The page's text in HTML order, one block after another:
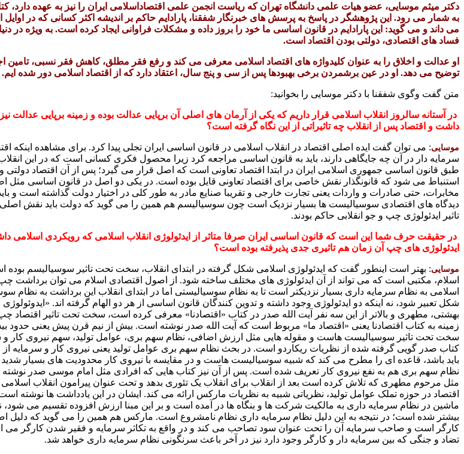
دکتر میثم موسایی، عضو هیات علمی دانشگاه تهران که ریاست انجمن علمی اقتصاداسلامی ایران را نیز به عهده دارد،
به شمار می رود. این پژوهشگر در پاسخ به پرسش های خبرنگار شفقنا، پارادایم حاکم بر اندیشه اکثر کسانی که در اوایل
می داند و می گوید: این پارادایم در قانون اساسی ما خود را بروز داده و مشکلات فراوانی ایجاد کرده است. به ویژه
فساد های اقتصادی، دولتی بودن اقتصاد است.
او عدالت و اخلاق را به عنوان کلیدواژه های اقتصاد اسلامی معرفی می کند و رفع فقر مطلق، کاهش فقر نسبی،
توضیح می دهد. او در عین برشمردن برخی بهبودها پس از سی و پنج سال، اعتقاد دارد که از اقتصاد اسلامی دور شده ایم.
متن گفت وگوی شفقنا با دکتر موسایی را بخوانید:
در آستانه سالروز انقلاب اسلامی قرار داریم که یکی از آرمان های اصلی آن برپایی عدالت بوده و زمینه برپایی عدالت
داشت و اقتصاد پس از انقلاب چه تاثیراتی از این نگاه گرفته است؟
موسایی: می توان گفت ایده اصلی اقتصاد در انقلاب اسلامی در قانون اساسی ایران تجلی پیدا کرد. برای مشاهده
سرمایه دار در آن چه جایگاهی دارند، باید به قانون اساسی مراجعه کرد زیرا محصول فکری کسانی است که در این
طبق قانون اساسی جمهوری اسلامی ایران در ابتدا اقتصاد تعاونی است که اصل قرار می گیرد؛ پس از آن اقتصاد
مخابرات، حتی صادرات و واردات یعنی تجارت خارجی و تقریبا صنایع مادر به طور کلی در اختیار دولت گذاشته است و
دیدگاه های اقتصادی سوسیالیست ها بسیار نزدیک است چون سوسیالیسم هم همین را می گوید که دولت باید نقش
تاثیر ایدئولوژی چپ و جو انقلابی حاکم بودند.
در حقیقت حرف شما این است که قانون اساسی ایران صرفا متاثر از ایدئولوژی انقلاب اسلامی که رویکردی اسلامی
ایدئولوژی های چپ آن زمان هم تاثیری جدی پذیرفته بوده است؟
موسایی: بهتر است اینطور گفت که ایدئولوژی اسلامی شکل گرفته در ابتدای انقلاب، سخت تحت تاثیر سوسیالیسم بوده
اسلام، مکتبی است که می تواند از آن ایدئولوژی های مختلف ساخته شود. از اصول اقتصادی اسلام می توان برداشت
اسلامی به نظام سرمایه داری بسیار نزدیکتر است تا به نظام سوسیالیستی اما در ابتدای انقلاب این برداشت به
شکل تعبیر شود، نه اینکه دو ایدئولوژی وجود داشته و تدوین کنندگان قانون اساسی از هر دو الهام گرفته اند.
بهشتی، مطهری و بالاتر از این سه نفر آیت الله صدر در کتاب «اقتصادنا» معرفی کرده است، سخت تحت تاثیر
زمینه به کتاب اقتصادنا یعنی «اقتصاد ما» مربوط است که آیت الله صدر نوشته است. بیش از نیم قرن پیش یعنی
سخت تحت تاثیر سوسیالیست هاست و مقوله هایی مثل ارزش اضافی، نظام سهم بری، عوامل تولید، سهم نیروی کار و
کتاب صدر گویی گرفته شده از نظریات ریکاردو است. در بحث نظام سهم بری عوامل تولید یعنی نیروی کار و سرمایه
باید باشد، قاعده ای را مطرح می کند که شبیه سوسیالیست هاست و در مقایسه با نیروی کار محدودیت های بسیار
نظام سهم بری هم به نفع نیروی کار تعریف شده است. پس از آن نیز کتاب هایی که افرادی مثل امام موسی صدر نوشته
مثل مرحوم مطهری که تلاش کرده است بعد از انقلاب برای انقلاب یک تئوری بدهد و تحت عنوان پیرامون انقلاب
اقتصاد در حوزه تملک عوامل تولید، نظریاتی شبیه به نظریات مارکس ارائه می کند. ایشان در این یادداشت ها
ماشین در نظام سرمایه داری به مالکیت شرکت ها و بنگاه ها در آمده است و بر این مبنا ارزش افزوده تقسیم می
بیشتر شده است؛ در نتیجه به این دلیل نظام سرمایه داری نظام نامشروع است. مارکس هم همین را می گوید که
کارگر است و صاحب سرمایه آن را تحت عنوان سود تصاحب می کند و در واقع به تکاثر سرمایه و فقیر شدن کارگر می
تضاد و جنگی که بین سرمایه دار و کارگر وجود دارد نیز در آخر باعث سرنگونی نظام سرمایه داری خواهد شد.